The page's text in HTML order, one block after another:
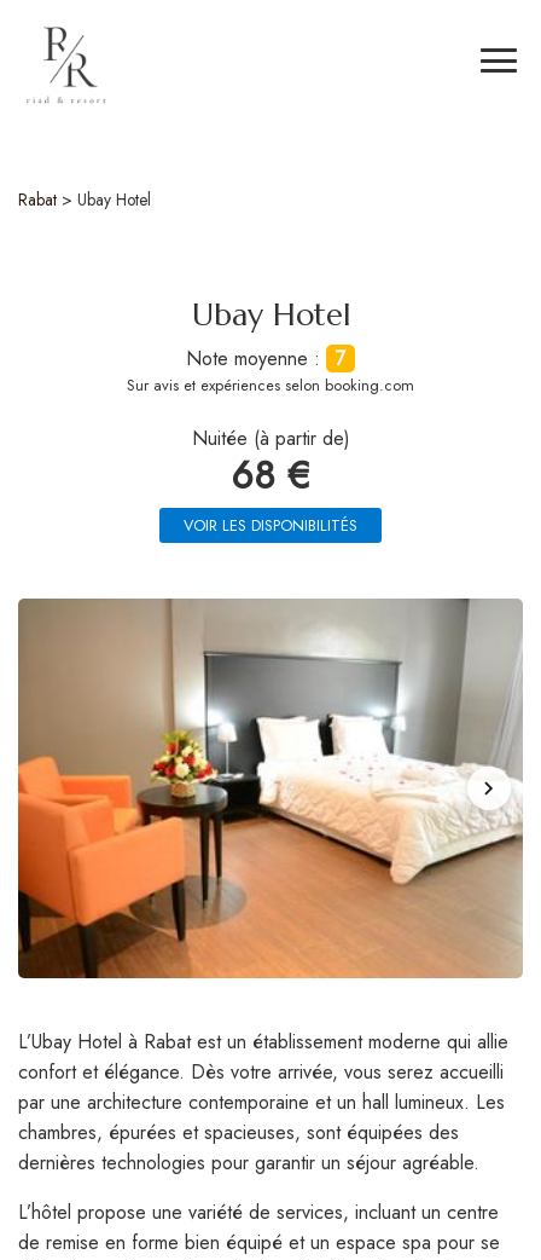
Rabat > Ubay Hotel
Ubay Hotel
Note moyenne : 7
Sur avis et expériences selon booking.com
Nuitée (à partir de)
68 €
VOIR LES DISPONIBILITÉS
chevron_right
L’Ubay Hotel à Rabat est un établissement moderne qui allie
confort et élégance. Dès votre arrivée, vous serez accueilli
par une architecture contemporaine et un hall lumineux. Les
chambres, épurées et spacieuses, sont équipées des
dernières technologies pour garantir un séjour agréable.
L’hôtel propose une variété de services, incluant un centre
de remise en forme bien équipé et un espace spa pour se